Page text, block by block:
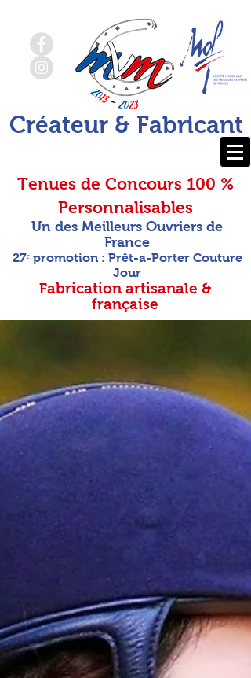
Créateur & Fabricant
Tenues de Concours 100 %
Personnalisables
Un des Meilleurs Ouvriers de
France
27ᵉ promotion : Prêt-a-Porter Couture
Jour
Fabrication artisanale &
française